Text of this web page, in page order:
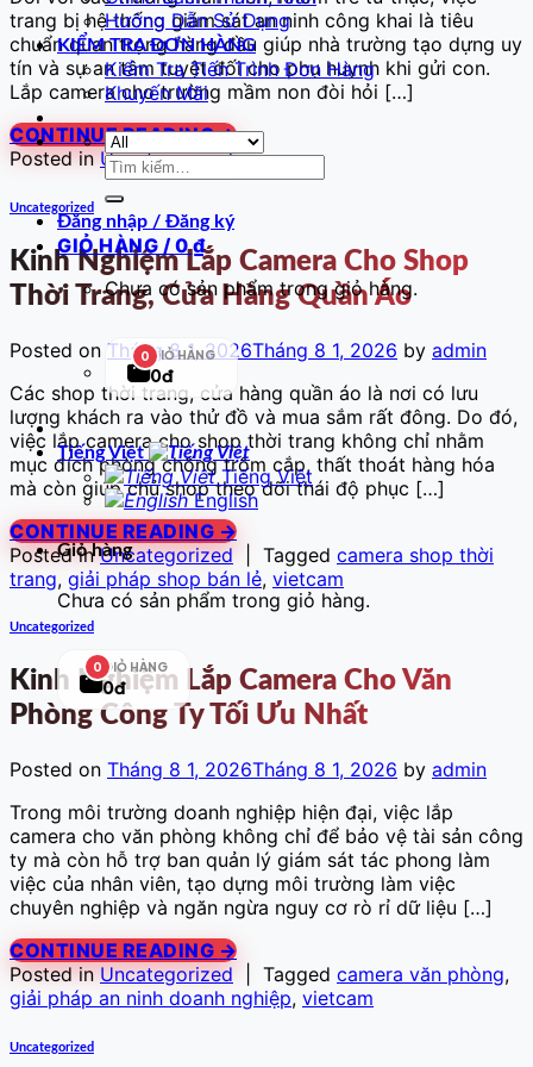
Hướng Dẫn Sử Dụng
KIỂM TRA ĐƠN HÀNG
Kiểm Tra Tiến Trình Đơn Hàng
Khuyến Mãi
Tìm
Đăng nhập / Đăng ký
GIỎ HÀNG / 0₫
Chưa có sản phẩm trong giỏ hàng.
0 GIỎ HÀNG
0đ
Tiếng Việt
Tiếng Việt
English
Giỏ hàng
Chưa có sản phẩm trong giỏ hàng.
0 GIỎ HÀNG
0đ
trang bị hệ thống giám sát an ninh công khai là tiêu
chuẩn quan trọng hàng đầu giúp nhà trường tạo dựng uy
tín và sự an tâm tuyệt đối cho phụ huynh khi gửi con.
Lắp camera cho trường mầm non đòi hỏi […]
CONTINUE READING→
Posted inUncategorized
Uncategorized
Kinh Nghiệm Lắp Camera Cho Shop
Thời Trang, Cửa Hàng Quần Áo
Posted on Tháng 8 1, 2026Tháng 8 1, 2026 by admin
Các shop thời trang, cửa hàng quần áo là nơi có lưu
lượng khách ra vào thử đồ và mua sắm rất đông. Do đó,
việc lắp camera cho shop thời trang không chỉ nhằm
mục đích phòng chống trộm cắp, thất thoát hàng hóa
mà còn giúp chủ shop theo dõi thái độ phục […]
CONTINUE READING →
Posted inUncategorized Tagged camera shop thời
trang, giải pháp shop bán lẻ, vietcam
Uncategorized
Kinh Nghiệm Lắp Camera Cho Văn
Phòng Công Ty Tối Ưu Nhất
Posted on Tháng 8 1, 2026Tháng 8 1, 2026 by admin
Trong môi trường doanh nghiệp hiện đại, việc lắp
camera cho văn phòng không chỉ để bảo vệ tài sản công
ty mà còn hỗ trợ ban quản lý giám sát tác phong làm
việc của nhân viên, tạo dựng môi trường làm việc
chuyên nghiệp và ngăn ngừa nguy cơ rò rỉ dữ liệu […]
CONTINUE READING →
Posted inUncategorized Tagged camera văn phòng,
giải pháp an ninh doanh nghiệp, vietcam
Uncategorized